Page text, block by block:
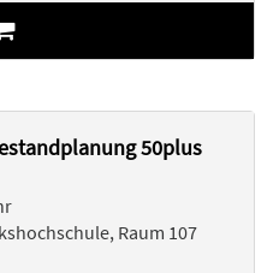
50plus
Raum 107